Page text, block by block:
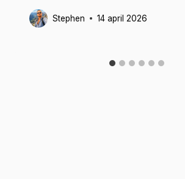
Stephen 14 april 2026